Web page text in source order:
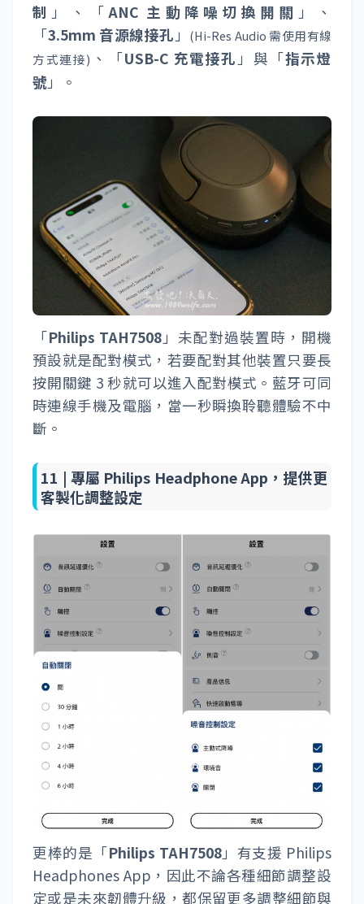
制 」、「 ANC 主動降噪切換開關 」、
「3.5mm 音源線接孔 」
(Hi-Res Audio 需使用有線
方式連接) 、「USB-C 充電接孔 」與「指示燈
號 」。
「Philips TAH7508」未配對過裝置時，開機
預設就是配對模式，若要配對其他裝置只要長
按開關鍵 3 秒就可以進入配對模式。藍牙可同
時連線手機及電腦，當一秒瞬換聆聽體驗不中
斷。
11 | 專屬 Philips Headphone App，提供更
客製化調整設定
更棒的是「Philips TAH7508」有支援 Philips
Headphones App，因此不論各種細節調整設
定或是未來韌體升級，都保留更多調整細節與